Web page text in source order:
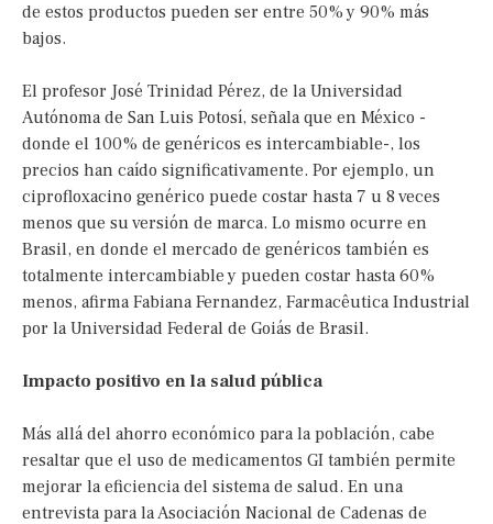
de estos productos pueden ser entre 50% y 90% más
bajos.
El profesor José Trinidad Pérez, de la Universidad
Autónoma de San Luis Potosí, señala que en México -
donde el 100% de genéricos es intercambiable-, los
precios han caído significativamente. Por ejemplo, un
ciprofloxacino genérico puede costar hasta 7 u 8 veces
menos que su versión de marca. Lo mismo ocurre en
Brasil, en donde el mercado de genéricos también es
totalmente intercambiable y pueden costar hasta 60%
menos, afirma Fabiana Fernandez, Farmacêutica Industrial
por la Universidad Federal de Goiás de Brasil.
Impacto positivo en la salud pública
Más allá del ahorro económico para la población, cabe
resaltar que el uso de medicamentos GI también permite
mejorar la eficiencia del sistema de salud. En una
entrevista para la Asociación Nacional de Cadenas de